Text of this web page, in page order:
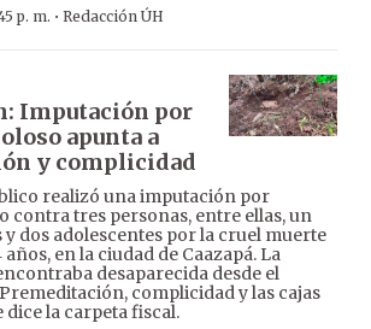
p. m. · Redacción ÚH
Imputación por
apunta a
y complicidad
realizó una imputación por
contra tres personas, entre ellas, un
y dos adolescentes por la cruel muerte
años, en la ciudad de Caazapá. La
desaparecida desde el
complicidad y las cajas
dice la carpeta fiscal.